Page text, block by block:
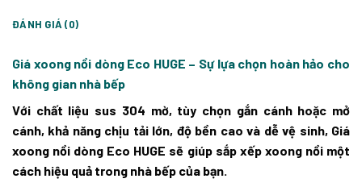
ĐÁNH GIÁ (0)
Giá xoong nồi dòng Eco HUGE – Sự lựa chọn hoàn hảo cho
không gian nhà bếp
Với chất liệu sus 304 mờ, tùy chọn gắn cánh hoặc mở
cánh, khả năng chịu tải lớn, độ bền cao và dễ vệ sinh, Giá
xoong nồi dòng Eco HUGE sẽ giúp sắp xếp xoong nồi một
cách hiệu quả trong nhà bếp của bạn.